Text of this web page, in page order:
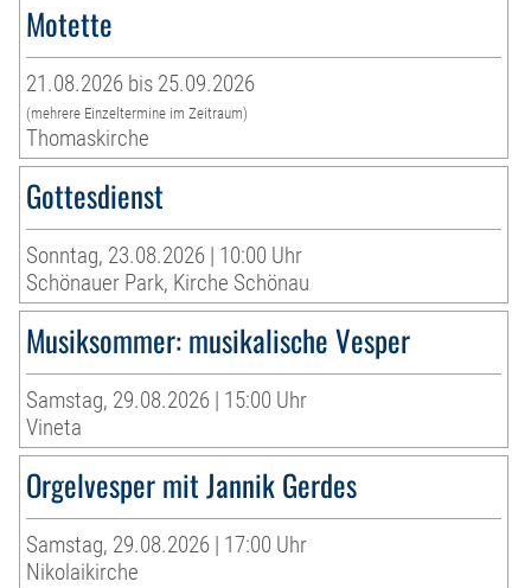
Motette
21.08.2026 bis 25.09.2026
(mehrere Einzeltermine im Zeitraum)
Thomaskirche
Gottesdienst
Sonntag, 23.08.2026 | 10:00 Uhr
Schönauer Park, Kirche Schönau
Musiksommer: musikalische Vesper
Samstag, 29.08.2026 | 15:00 Uhr
Vineta
Orgelvesper mit Jannik Gerdes
Samstag, 29.08.2026 | 17:00 Uhr
Nikolaikirche